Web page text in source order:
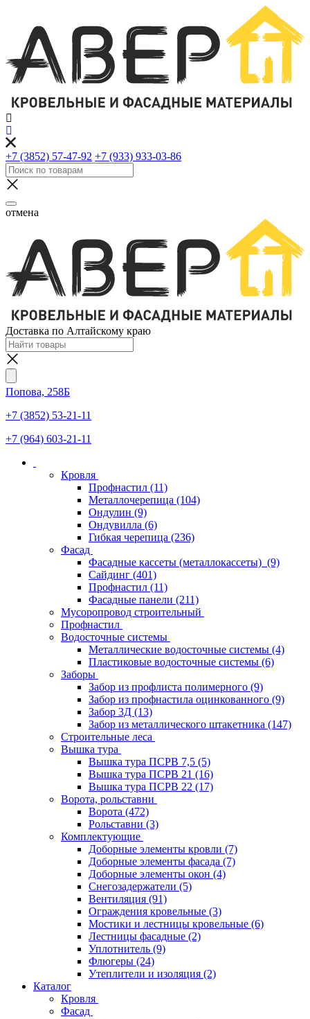
+7 (3852) 57-47-92 +7 (933) 933-03-86
отмена
Доставка по Алтайскому краю
Попова, 258Б
+7 (3852) 53-21-11
+7 (964) 603-21-11
Кровля
Профнастил (11)
Металлочерепица (104)
Ондулин (9)
Ондувилла (6)
Гибкая черепица (236)
Фасад
Фасадные кассеты (металлокассеты) (9)
Сайдинг (401)
Профнастил (11)
Фасадные панели (211)
Мусоропровод строительный
Профнастил
Водосточные системы
Металлические водосточные системы (4)
Пластиковые водосточные системы (6)
Заборы
Забор из профлиста полимерного (9)
Забор из профнастила оцинкованного (9)
Забор 3Д (13)
Забор из металлического штакетника (147)
Строительные леса
Вышка тура
Вышка тура ПСРВ 7,5 (5)
Вышка тура ПСРВ 21 (16)
Вышка тура ПСРВ 22 (17)
Ворота, рольставни
Ворота (472)
Рольставни (3)
Комплектующие
Доборные элементы кровли (7)
Доборные элементы фасада (7)
Доборные элементы окон (4)
Снегозадержатели (5)
Вентиляция (91)
Ограждения кровельные (3)
Мостики и лестницы кровельные (6)
Лестницы фасадные (2)
Уплотнитель (9)
Флюгеры (24)
Утеплители и изоляция (2)
Каталог
Кровля
Фасад